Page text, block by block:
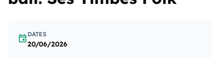
event DATES
20/06/2026